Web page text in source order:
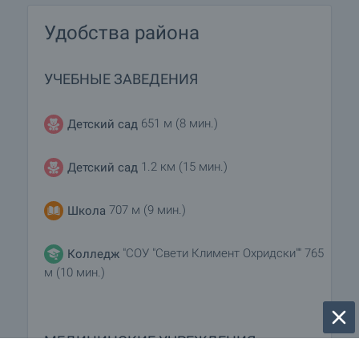
Удобства района
УЧЕБНЫЕ ЗАВЕДЕНИЯ
Детский сад 651 м (8 мин.)
Детский сад 1.2 км (15 мин.)
Школа 707 м (9 мин.)
Колледж "СОУ "Свети Климент Охридски"" 765
м (10 мин.)
МЕДИЦИНСКИЕ УЧРЕЖДЕНИЯ